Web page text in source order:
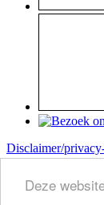
Deze
Disclaimer/
Site made by